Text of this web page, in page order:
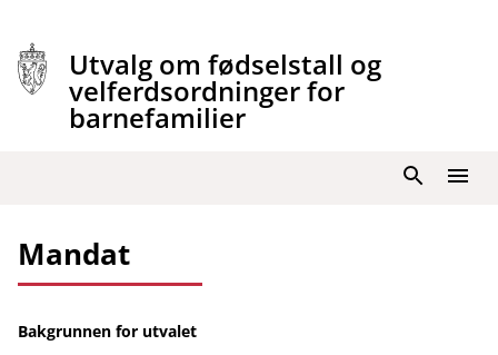
innhold
Utvalg om fødselstall og
velferdsordninger for
barnefamilier
Meny
Søk
Mandat
Bakgrunnen for utvalet